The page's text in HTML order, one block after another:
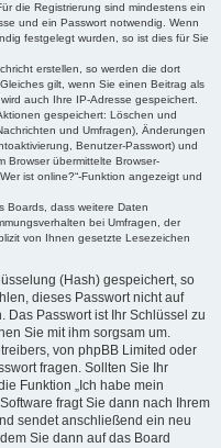
die Registrierung sind mindestens ein
und ein Passwort notwendig. Wenn
festgelegt wurden, so ist dies für Sie
erstellen, so werden die dort
gilt, wenn Sie einen Beitrag als
auch Ihre IP-Adresse gespeichert.
gespeichert: Löschen und
und Umfragen), Änderungen
Benutzer-Passwort) und
Browser übermittelte Browser-
ist online?“-Funktion angezeigt und
Boards, dass weitere Daten
bei Umfragen, der
von Ihnen gesetzte Lesezeichen
(Hash) gespeichert, so
dieses Passwort nicht auf
Passwort ist Ihr Schlüssel zu
Sie mit ihm sorgsam um.
von phpBB Limited oder
fragen. Sollten Sie Ihr
Funktion „Ich habe mein
fragt Sie dann nach Ihrem
sendet anschließend ein neu
Sie dann auf das Board